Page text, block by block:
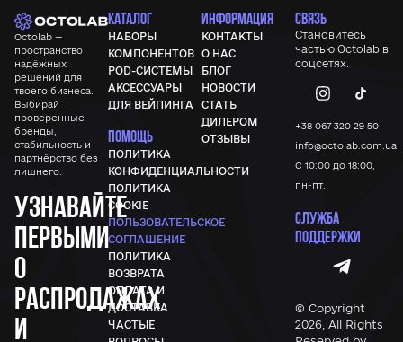
Octolab —
пространство
надёжных
решений для
твоего бизнеса.
Выбирай
проверенные
бренды,
стабильность и
партнёрство без
лишнего.
Узнавайте
первыми
о
распродажах
и
КАТАЛОГ
НАБОРЫ
КОМПОНЕНТОВ
POD-СИСТЕМЫ
АКСЕССУАРЫ
ДЛЯ ВЕЙПИНГА
ПОМОЩЬ
ПОЛИТИКА
КОНФИДЕНЦИАЛЬНОСТИ
ПОЛИТИКА
COOKIE
ПОЛЬЗОВАТЕЛЬСКОЕ
СОГЛАШЕНИЕ
ПОЛИТИКА
ВОЗВРАТА
ОПЛАТА И
ДОСТАВКА
ЧАСТЫЕ
ИНФОРМАЦИЯ
КОНТАКТЫ
О НАС
БЛОГ
НОВОСТИ
СТАТЬ
ДИЛЕРОМ
ОТЗЫВЫ
СВЯЗЬ
Становитесь
частью Octolab в
соцсетях.
+38 067 320 29 50
info@octolab.com.ua
С 10:00 до 18:00,
пн-пт.
СЛУЖБА
ПОДДЕРЖКИ
© Copyright
2026, All Rights